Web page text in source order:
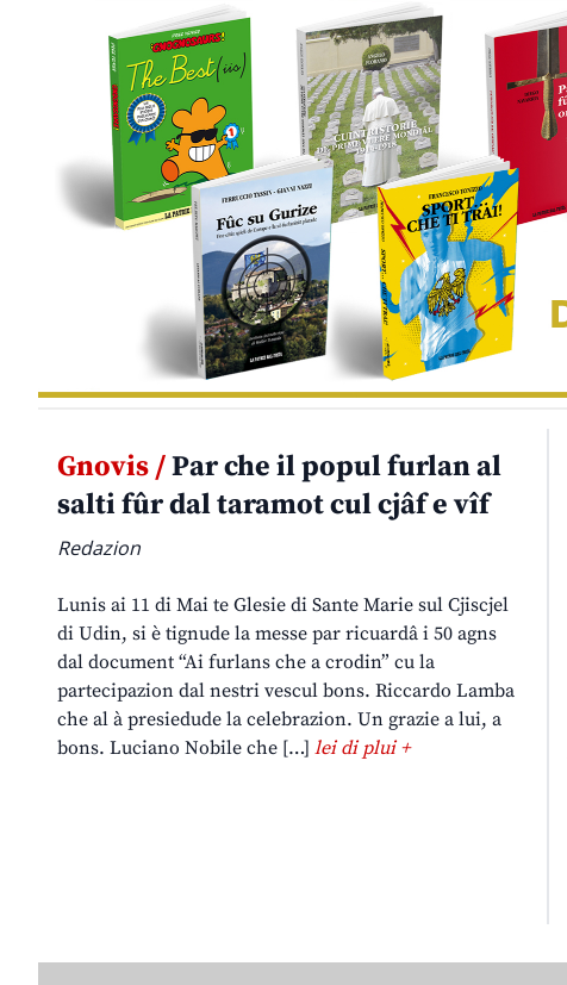
Gnovis /Par che il popul furlan al
salti fûr dal taramot cul cjâf e vîf
Redazion
Lunis ai 11 di Mai te Glesie di Sante Marie sul Cjiscjel
di Udin, si è tignude la messe par ricuardâ i 50 agns
dal document “Ai furlans che a crodin” cu la
partecipazion dal nestri vescul bons. Riccardo Lamba
che al à presiedude la celebrazion. Un grazie a lui, a
bons. Luciano Nobile che […] lei di plui +